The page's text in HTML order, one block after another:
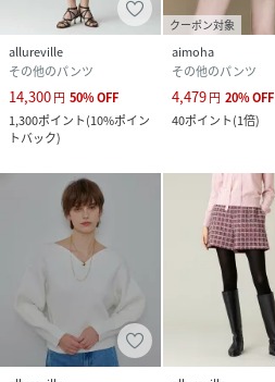
allureville
その他のパンツ
14,300円 50%OFF
1,300ポイント(10%ポイン
トバック)
クーポン対象
aimoha
その他のパンツ
4,479円 20%OFF
40ポイント(1倍)